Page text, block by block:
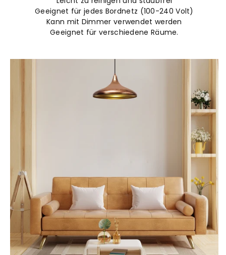
Geeignet für jedes Bordnetz (100-240 Volt)
Kann mit Dimmer verwendet werden
Geeignet für verschiedene Räume.